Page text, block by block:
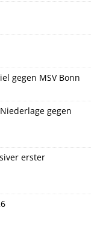
gegen MSV Bonn
gegen
erster